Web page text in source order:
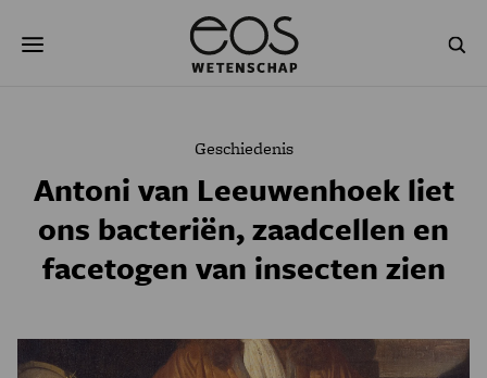
naar
NATUURWETENSCHAPPEN GESCHIEDENIS
PSYCHE & BREIN BLOGS
PODCAST AGENDA
Geschiedenis
Antoni van Leeuwenhoek liet
ons bacteriën, zaadcellen en
facetogen van insecten zien